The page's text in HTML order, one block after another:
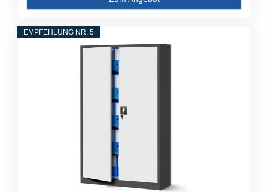
EMPFEHLUNG NR. 5